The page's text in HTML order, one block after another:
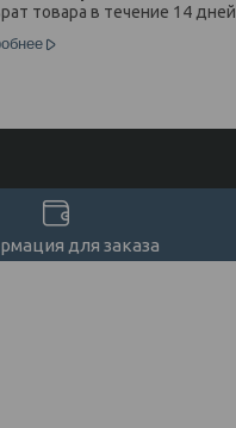
товара в течение 14 дней
для заказа